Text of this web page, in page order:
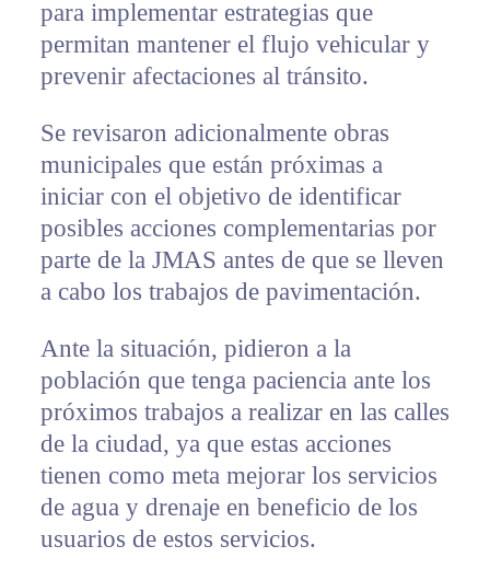
para implementar estrategias que
permitan mantener el flujo vehicular y
prevenir afectaciones al tránsito.
Se revisaron adicionalmente obras
municipales que están próximas a
iniciar con el objetivo de identificar
posibles acciones complementarias por
parte de la JMAS antes de que se lleven
a cabo los trabajos de pavimentación.
Ante la situación, pidieron a la
población que tenga paciencia ante los
próximos trabajos a realizar en las calles
de la ciudad, ya que estas acciones
tienen como meta mejorar los servicios
de agua y drenaje en beneficio de los
usuarios de estos servicios.